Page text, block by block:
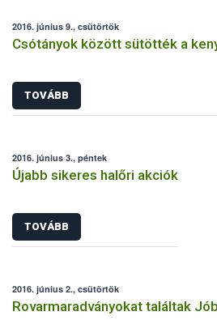
2016. június 9., csütörtök
Csótányok között sütötték a
TOVÁBB
2016. június 3., péntek
Újabb sikeres halőri akciók
TOVÁBB
2016. június 2., csütörtök
Rovarmaradványokat találtak